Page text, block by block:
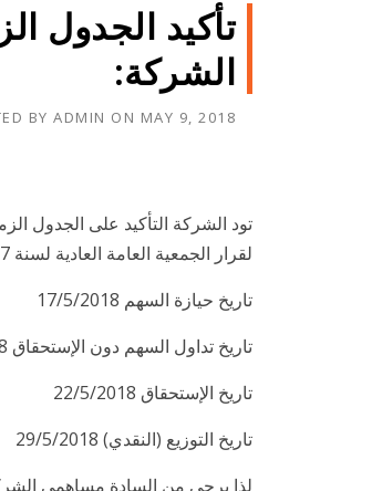
تأكيد الجدول
الشركة:
BY ADMIN ON MAY 9, 2018
لقرار الجمعية العامة العادية لسنة 2017 لشركة المعامل التي إنعقدت بتاريخ 2/5/2018 وذلك على النحو التالي:
تاريخ حيازة السهم 17/5/2018
تاريخ تداول السهم دون الإستحقاق 20/5/2018
تاريخ الإستحقاق 22/5/2018
تاريخ التوزيع (النقدي) 29/5/2018
لذا يرجى من السادة مساهمي